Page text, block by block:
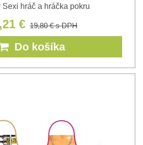
Sexi hráč a hráčka pokru
€ 19,80 €s DPH
Do košíka